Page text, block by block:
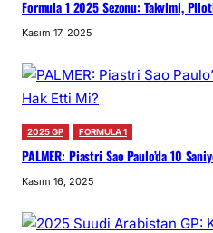
Formula 1 2025 Sezonu: Takvimi,
Kasım 17, 2025
2025 GP FORMULA 1
PALMER: Piastri Sao Paulo’da 10
Kasım 16, 2025